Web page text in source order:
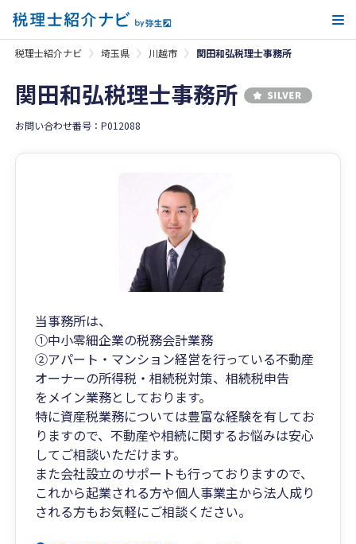
税理士紹介ナビ 埼玉県 川越市 関田和弘税理士事務所
関田和弘税理士事務所
お問い合わせ番号：P012088
当事務所は、
①中小零細企業の税務会計業務
②アパート・マンション経営を行っている不動産
オーナーの所得税・相続税対策、相続税申告
をメイン業務としております。
特に資産税業務については豊富な経験を有してお
りますので、不動産や相続に関するお悩みは安心
してご相談いただけます。
また会社設立のサポートも行っておりますので、
これから起業される方や個人事業主から法人成り
される方もお気軽にご相談ください。